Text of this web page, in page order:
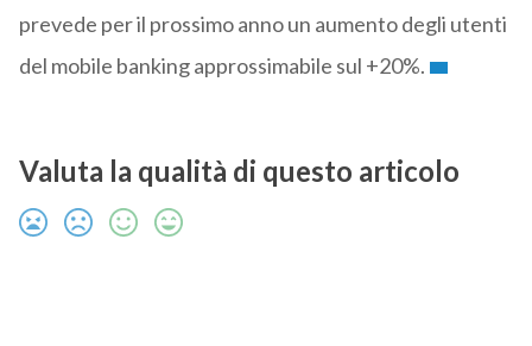
prevede per il prossimo anno un aumento degli utenti
del mobile banking approssimabile sul +20%.
Valuta la qualità di questo articolo